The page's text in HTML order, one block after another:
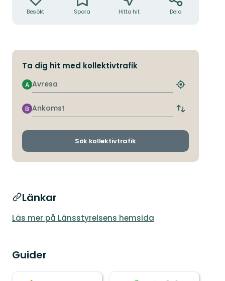
Besökt Spara Hitta hit Dela
Ta dig hit med kollektivtrafik
Avresa
A
Hitta
hållplats
Ankomst
B
Byt
och
Sök kollektivtrafik
Länkar
Läs mer på Länsstyrelsens hemsida
Guider